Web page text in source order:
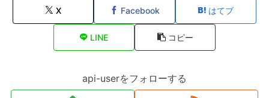
X Facebook はてブ
LINE コピー
api-userをフォローする